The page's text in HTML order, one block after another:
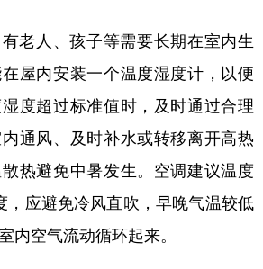
人、孩子等需要长期在室内生
屋内安装一个温度湿度计，以便
度超过标准值时，及时通过合理
通风、及时补水或转移离开高热
热避免中暑发生。空调建议温度
，应避免冷风直吹，早晚气温较低
内空气流动循环起来。